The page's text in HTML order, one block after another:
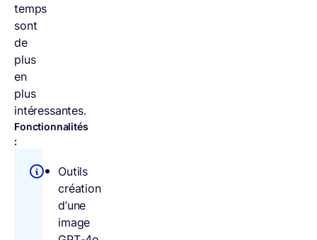
temps
sont
de
plus
en
plus
intéressantes.
Fonctionnalités
:
Outils
création
d’une
image